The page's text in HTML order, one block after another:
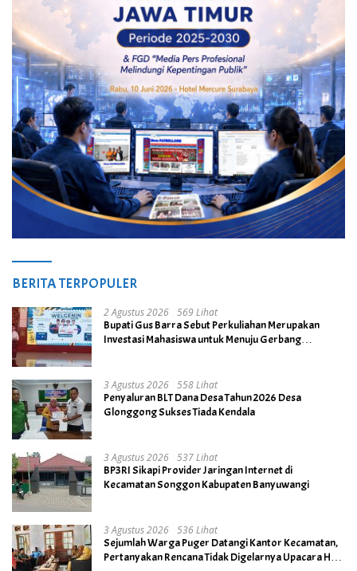
BERITA TERPOPULER
2 Agustus 2026 569 Lihat
Bupati Gus Barra Sebut Perkuliahan Merupakan
Investasi Mahasiswa untuk Menuju Gerbang
3 Agustus 2026 558 Lihat
Penyaluran BLT Dana Desa Tahun 2026 Desa
Glonggong Sukses Tiada Kendala
3 Agustus 2026 537 Lihat
BP3RI Sikapi Provider Jaringan Internet di
Kecamatan Songgon Kabupaten Banyuwangi
3 Agustus 2026 536 Lihat
Sejumlah Warga Puger Datangi Kantor Kecamatan,
Pertanyakan Rencana Tidak Digelarnya Upacara HUT